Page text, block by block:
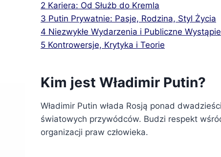
2 Kariera: Od Służb do Kremla
3 Putin Prywatnie: Pasje, Rodzina, Styl Życia
4 Niezwykłe Wydarzenia i Publiczne
5 Kontrowersje, Krytyka i Teorie
Kim jest Władimir Putin?
Władimir Putin włada Rosją ponad
światowych przywódców. Budzi respekt
organizacji praw człowieka.